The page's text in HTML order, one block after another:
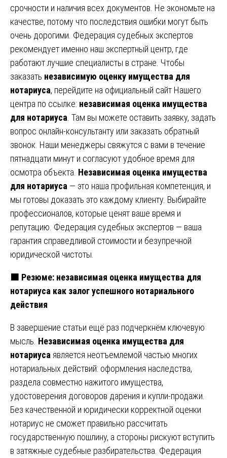
срочности и наличия всех документов. Не экономьте на
качестве, потому что последствия ошибки могут быть
очень дорогими. Федерация судебных экспертов
рекомендует именно наш экспертный центр, где
работают лучшие специалисты в стране. Чтобы
заказать независимую оценку имущества для
нотариуса, перейдите на официальный сайт Нашего
центра по ссылке: независимая оценка имущества
для нотариуса . Там вы можете оставить заявку, задать
вопрос онлайн-консультанту или заказать обратный
звонок. Наши менеджеры свяжутся с вами в течение
пятнадцати минут и согласуют удобное время для
осмотра объекта. Независимая оценка имущества
для нотариуса — это наша профильная компетенция, и
мы готовы доказать это каждому клиенту. Выбирайте
профессионалов, которые ценят ваше время и
репутацию. Федерация судебных экспертов — ваша
гарантия справедливой стоимости и безупречной
юридической чистоты.
🟧 Резюме: независимая оценка имущества для
нотариуса как залог успешного нотариального
действия
В завершение статьи ещё раз подчеркнём ключевую
мысль. Независимая оценка имущества для
нотариуса является неотъемлемой частью многих
нотариальных действий: оформления наследства,
раздела совместно нажитого имущества,
удостоверения договоров дарения и купли-продажи.
Без качественной и юридически корректной оценки
нотариус не сможет правильно рассчитать
государственную пошлину, а стороны рискуют вступить
в затяжные судебные разбирательства. Федерация